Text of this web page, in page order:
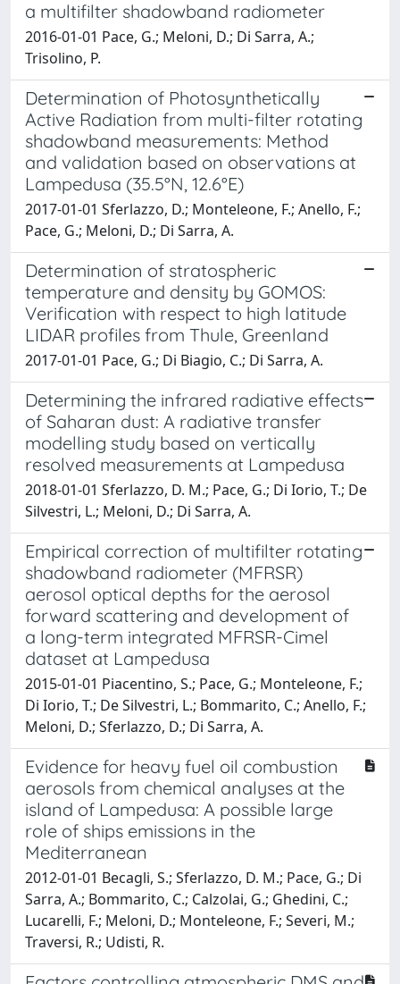
a multifilter shadowband radiometer
2016-01-01 Pace, G.; Meloni, D.; Di Sarra, A.;
Trisolino, P.
Determination of Photosynthetically
Active Radiation from multi-filter rotating
shadowband measurements: Method
and validation based on observations at
Lampedusa (35.5°N, 12.6°E)
2017-01-01 Sferlazzo, D.; Monteleone, F.; Anello, F.;
Pace, G.; Meloni, D.; Di Sarra, A.
Determination of stratospheric
temperature and density by GOMOS:
Verification with respect to high latitude
LIDAR profiles from Thule, Greenland
2017-01-01 Pace, G.; Di Biagio, C.; Di Sarra, A.
Determining the infrared radiative effects
of Saharan dust: A radiative transfer
modelling study based on vertically
resolved measurements at Lampedusa
2018-01-01 Sferlazzo, D. M.; Pace, G.; Di Iorio, T.; De
Silvestri, L.; Meloni, D.; Di Sarra, A.
Empirical correction of multifilter rotating
shadowband radiometer (MFRSR)
aerosol optical depths for the aerosol
forward scattering and development of
a long-term integrated MFRSR-Cimel
dataset at Lampedusa
2015-01-01 Piacentino, S.; Pace, G.; Monteleone, F.;
Di Iorio, T.; De Silvestri, L.; Bommarito, C.; Anello, F.;
Meloni, D.; Sferlazzo, D.; Di Sarra, A.
Evidence for heavy fuel oil combustion
aerosols from chemical analyses at the
island of Lampedusa: A possible large
role of ships emissions in the
Mediterranean
2012-01-01 Becagli, S.; Sferlazzo, D. M.; Pace, G.; Di
Sarra, A.; Bommarito, C.; Calzolai, G.; Ghedini, C.;
Lucarelli, F.; Meloni, D.; Monteleone, F.; Severi, M.;
Traversi, R.; Udisti, R.